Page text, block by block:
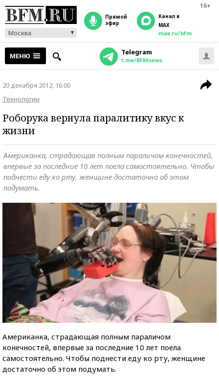
16+
Москва
прямой
эфир
Канал в
MAX
max.ru/bfm
МЕНЮ Telegram
t.me/BFMnews
20 декабря 2012, 16:00
Технологии
Роборука вернула паралитику вкус к
жизни
Американка, страдающая полным параличом конечностей,
впервые за последние 10 лет поела самостоятельно. Чтобы
поднести еду ко рту, женщине достаточно об этом
подумать.
Американка, страдающая полным параличом
конечностей, впервые за последние 10 лет поела
самостоятельно. Чтобы поднести еду ко рту, женщине
достаточно об этом подумать.